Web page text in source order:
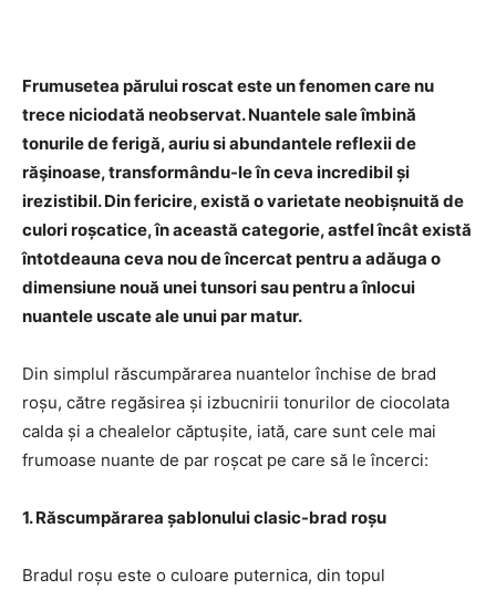
Frumusetea părului roscat este un fenomen care nu
trece niciodată neobservat. Nuantele sale îmbină
tonurile de ferigă, auriu si abundantele reflexii de
răşinoase, transformându-le în ceva incredibil și
irezistibil. Din fericire, există o varietate neobișnuită de
culori roșcatice, în această categorie, astfel încât există
întotdeauna ceva nou de încercat pentru a adăuga o
dimensiune nouă unei tunsori sau pentru a înlocui
nuantele uscate ale unui par matur.
Din simplul răscumpărarea nuantelor închise de brad
roșu, către regăsirea și izbucnirii tonurilor de ciocolata
calda și a chealelor căptușite, iată, care sunt cele mai
frumoase nuante de par roșcat pe care să le încerci:
1. Răscumpărarea șablonului clasic-brad roșu
Bradul roșu este o culoare puternica, din topul